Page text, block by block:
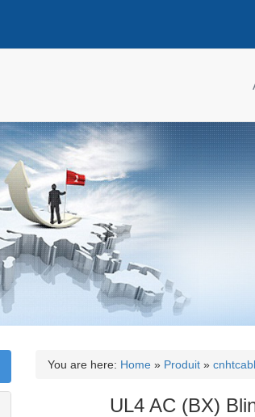
You are here: Home » Produit »
UL4 AC (BX)